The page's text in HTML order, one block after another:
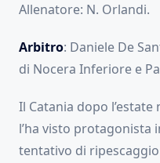
Allenatore: N. Orlandi.
Arbitro: Daniele De
di Nocera Inferiore e
Il Catania dopo
l’ha visto protagonista
tentativo di